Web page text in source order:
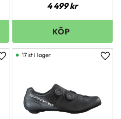
4 499kr
Lägg till i favoriter
17 st i lager